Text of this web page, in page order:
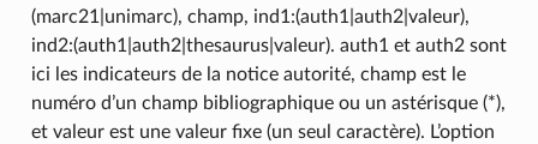
(marc21|unimarc), champ, ind1:(auth1|auth2|valeur),
ind2:(auth1|auth2|thesaurus|valeur). auth1 et auth2 sont
ici les indicateurs de la notice autorité, champ est le
numéro d’un champ bibliographique ou un astérisque (*),
et valeur est une valeur fixe (un seul caractère). L’option